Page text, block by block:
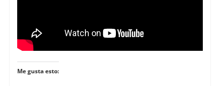
Me gusta esto: